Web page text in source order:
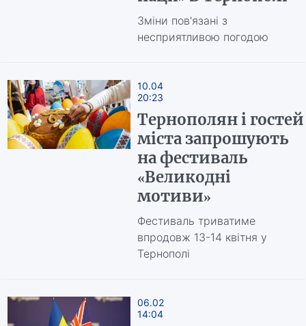
Зміни пов'язані з
несприятливою погодою
10.04
20:23
Тернополян і гостей
міста запрошують
на фестиваль
«Великодні
мотиви»
Фестиваль триватиме
впродовж 13-14 квітня у
Тернополі
06.02
14:04